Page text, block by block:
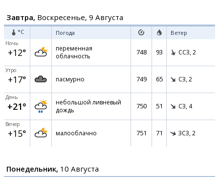
Завтра, Воскресенье, 9 Августа
°C Погода Ветер
Ночь
+12°
переменная
облачность
748 93 ССЗ, 2
Утро
+17° пасмурно 749 65 СЗ, 2
День
+21°
небольшой ливневый
дождь
750 51 СЗ, 4
Вечер
+15° малооблачно 751 71 ЗСЗ, 2
Понедельник, 10 Августа